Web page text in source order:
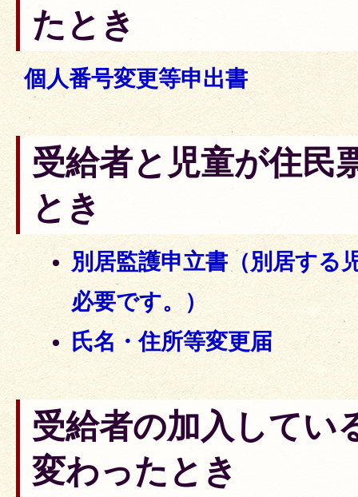
たとき
個人番号変更等申出書
受給者と児童が住民
とき
別居監護申立書（別居する
必要です。）
氏名・住所等変更届
受給者の加入してい
変わったとき